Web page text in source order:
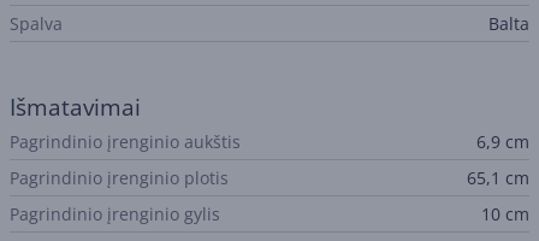
Spalva
Balta
Išmatavimai
Pagrindinio įrenginio aukštis
6,9 cm
Pagrindinio įrenginio plotis
65,1 cm
Pagrindinio įrenginio gylis
10 cm